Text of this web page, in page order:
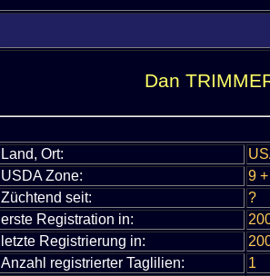
Dan
Land, Ort:
USDA Zone:
9
Züchtend seit:
?
erste Registration in:
letzte Registrierung in:
Anzahl registrierter Taglilien:
1